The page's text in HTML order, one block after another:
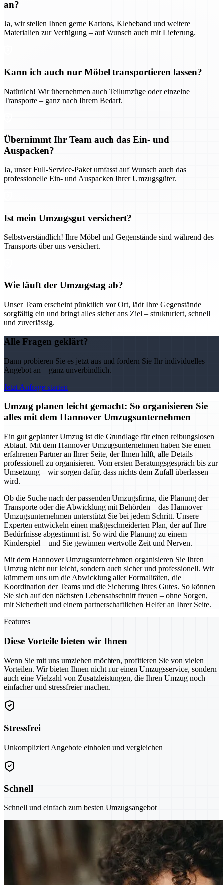
an?
Ja, wir stellen Ihnen gerne Kartons, Klebeband und weitere
Materialien zur Verfügung – auf Wunsch auch mit Lieferung.
Kann ich auch nur Möbel transportieren lassen?
Natürlich! Wir übernehmen auch Teilumzüge oder einzelne
Transporte – ganz nach Ihrem Bedarf.
Übernimmt Ihr Team auch das Ein- und
Auspacken?
Ja, unser Full-Service-Paket umfasst auf Wunsch auch das
professionelle Ein- und Auspacken Ihrer Umzugsgüter.
Ist mein Umzugsgut versichert?
Selbstverständlich! Ihre Möbel und Gegenstände sind während des
Transports über uns versichert.
Wie läuft der Umzugstag ab?
Unser Team erscheint pünktlich vor Ort, lädt Ihre Gegenstände
sorgfältig ein und bringt alles sicher ans Ziel – strukturiert, schnell
und zuverlässig.
Alle Fragen geklärt?
Dann probieren Sie es jetzt aus und fordern Sie Ihr individuelles
Angebot an – ganz unverbindlich.
Jetzt Anfrage starten
Umzug planen leicht gemacht: So organisieren Sie
alles mit dem Hannover Umzugsunternehmen
Ein gut geplanter Umzug ist die Grundlage für einen reibungslosen
Ablauf. Mit dem Hannover Umzugsunternehmen haben Sie einen
erfahrenen Partner an Ihrer Seite, der Ihnen hilft, alle Details
professionell zu organisieren. Vom ersten Beratungsgespräch bis zur
Umsetzung – wir sorgen dafür, dass nichts dem Zufall überlassen
wird.
Ob die Suche nach der passenden Umzugsfirma, die Planung der
Transporte oder die Abwicklung mit Behörden – das Hannover
Umzugsunternehmen unterstützt Sie bei jedem Schritt. Unsere
Experten entwickeln einen maßgeschneiderten Plan, der auf Ihre
Bedürfnisse abgestimmt ist. So wird die Planung zu einem
Kinderspiel – und Sie gewinnen wertvolle Zeit und Nerven.
Mit dem Hannover Umzugsunternehmen organisieren Sie Ihren
Umzug nicht nur leicht, sondern auch sicher und professionell. Wir
kümmern uns um die Abwicklung aller Formalitäten, die
Koordination der Teams und die Sicherung Ihres Gutes. So können
Sie sich auf den nächsten Lebensabschnitt freuen – ohne Sorgen,
mit Sicherheit und einem partnerschaftlichen Helfer an Ihrer Seite.
Features
Diese Vorteile bieten wir Ihnen
Wenn Sie mit uns umziehen möchten, profitieren Sie von vielen
Vorteilen. Wir bieten Ihnen nicht nur einen Umzugsservice, sondern
auch eine Vielzahl von Zusatzleistungen, die Ihren Umzug noch
einfacher und stressfreier machen.
Stressfrei
Unkompliziert Angebote einholen und vergleichen
Schnell
Schnell und einfach zum besten Umzugsangebot